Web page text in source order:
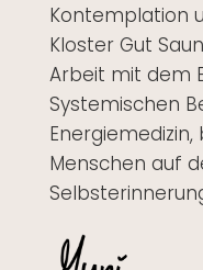
Kontemplation
Kloster Gut
Arbeit mit dem
Systemischen
Menschen auf